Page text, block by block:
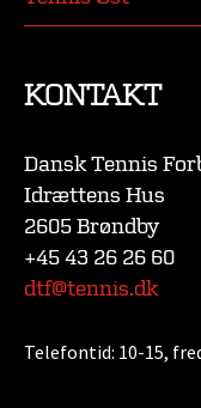
KONTAKT
Dansk Tennis
Idrættens Hus
2605 Brøndby
+45 43 26 26 60
dtf@tennis.dk
Telefontid: 10-15,